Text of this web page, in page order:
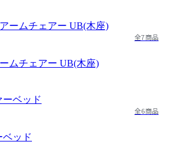
全7商品
ムチェアー UB(木座)
全6商品
ベッド